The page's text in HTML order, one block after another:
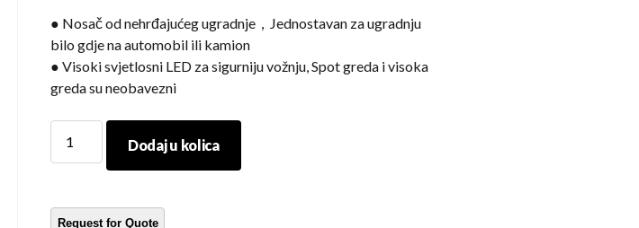
● Nosač od nehrđajućeg ugradnje，Jednostavan za ugradnju
bilo gdje na automobil ili kamion
● Visoki svjetlosni LED za sigurniju vožnju, Spot greda i visoka
greda su neobavezni
svjetlosna
količina
Dodaj u kolica